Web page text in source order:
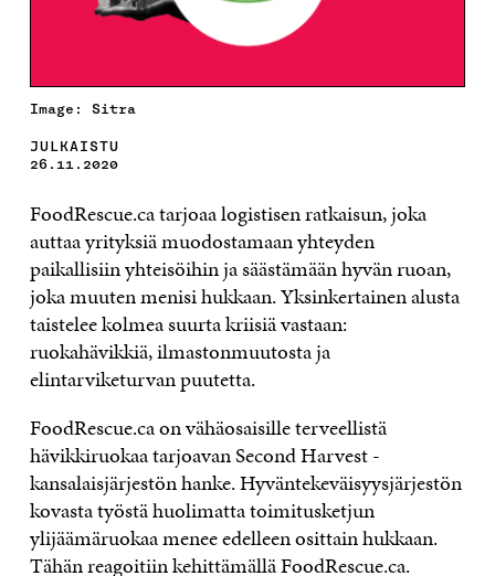
Image: Sitra
JULKAISTU
26.11.2020
FoodRescue.ca tarjoaa logistisen ratkaisun, joka
auttaa yrityksiä muodostamaan yhteyden
paikallisiin yhteisöihin ja säästämään hyvän ruoan,
joka muuten menisi hukkaan. Yksinkertainen alusta
taistelee kolmea suurta kriisiä vastaan:
ruokahävikkiä, ilmastonmuutosta ja
elintarviketurvan puutetta.
FoodRescue.ca on vähäosaisille terveellistä
hävikkiruokaa tarjoavan Second Harvest -
kansalaisjärjestön hanke. Hyväntekeväisyysjärjestön
kovasta työstä huolimatta toimitusketjun
ylijäämäruokaa menee edelleen osittain hukkaan.
Tähän reagoitiin kehittämällä FoodRescue.ca.